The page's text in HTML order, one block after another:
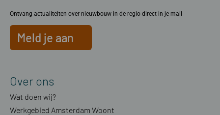
Ontvang actualiteiten over nieuwbouw in de regio direct in je mail
Meld je aan
Over ons
Wat doen wij?
Werkgebied Amsterdam Woont